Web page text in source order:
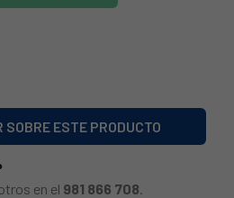
SOBRE ESTE PRODUCTO
en el 981 866 708